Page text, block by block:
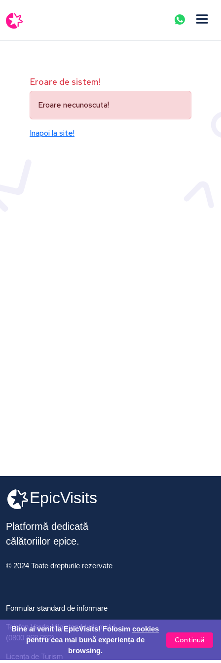
Eroare de sistem!
Eroare necunoscuta!
Inapoi la site!
EpicVisits
Platformă dedicată
călătoriilor epice.
© 2024 Toate drepturile rezervate
Formular standard de informare
Telefon Verde Ministerul turismului
(0800 868 282)
Licența de Turism
Bine ai venit la EpicVisits! Folosim cookies
pentru cea mai bună experiența de
browsing.
Continuă